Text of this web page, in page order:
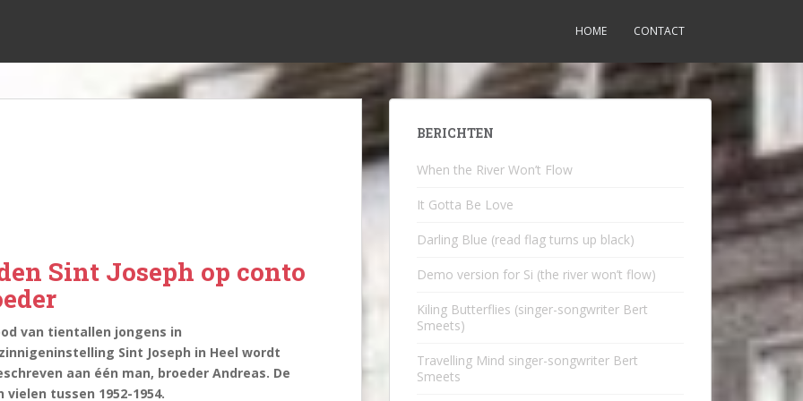
HOME CONTACT
Sint Joseph op conto
van tientallen jongens in
Sint Joseph in Heel wordt
aan één man, broeder Andreas. De
vielen tussen 1952-1954.
BERICHTEN
When the River Won’t Flow
It Gotta Be Love
Darling Blue (read flag turns up black)
Demo version for Si (the river won’t flow)
Kiling Butterflies (singer-songwriter Bert
Smeets)
Travelling Mind singer-songwriter Bert
Smeets